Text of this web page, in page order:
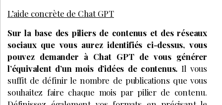
L’aide concrète de Chat GPT
Sur la base des piliers de contenus et des réseaux
sociaux que vous aurez identifiés ci-dessus, vous
pouvez demander à Chat GPT de vous générer
l’équivalent d’un mois d’idées de contenus. Il vous
suffit de définir le nombre de publications que vous
souhaitez faire chaque mois par pilier de contenu.